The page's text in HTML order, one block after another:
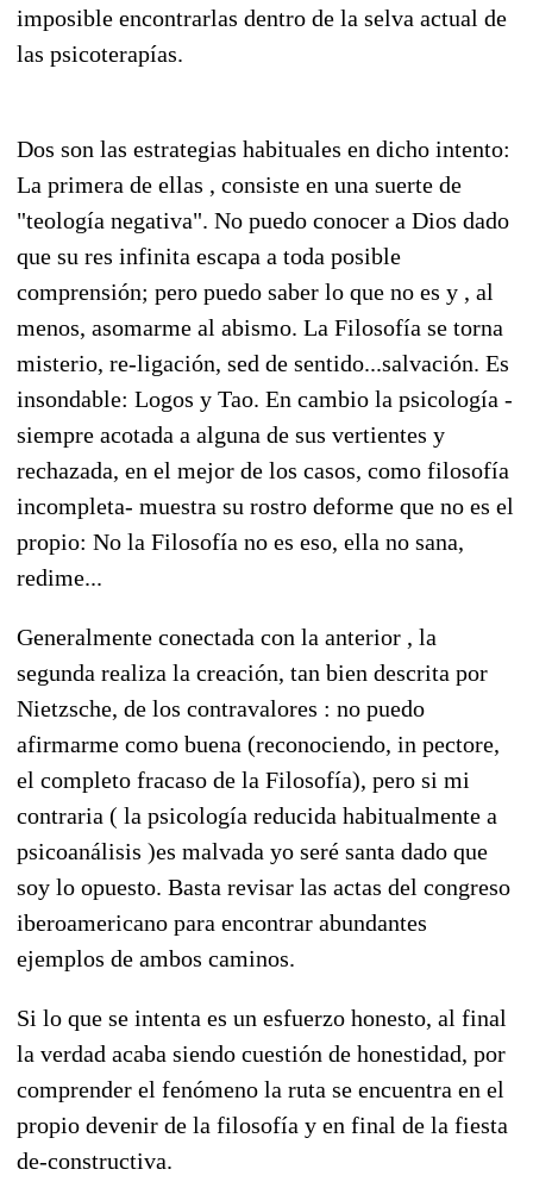
imposible encontrarlas dentro de la selva actual de
las psicoterapías.
Dos son las estrategias habituales en dicho intento:
La primera de ellas , consiste en una suerte de
"teología negativa". No puedo conocer a Dios dado
que su res infinita escapa a toda posible
comprensión; pero puedo saber lo que no es y , al
menos, asomarme al abismo. La Filosofía se torna
misterio, re-ligación, sed de sentido...salvación. Es
insondable: Logos y Tao. En cambio la psicología -
siempre acotada a alguna de sus vertientes y
rechazada, en el mejor de los casos, como filosofía
incompleta- muestra su rostro deforme que no es el
propio: No la Filosofía no es eso, ella no sana,
redime...
Generalmente conectada con la anterior , la
segunda realiza la creación, tan bien descrita por
Nietzsche, de los contravalores : no puedo
afirmarme como buena (reconociendo, in pectore,
el completo fracaso de la Filosofía), pero si mi
contraria ( la psicología reducida habitualmente a
psicoanálisis )es malvada yo seré santa dado que
soy lo opuesto. Basta revisar las actas del congreso
iberoamericano para encontrar abundantes
ejemplos de ambos caminos.
Si lo que se intenta es un esfuerzo honesto, al final
la verdad acaba siendo cuestión de honestidad, por
comprender el fenómeno la ruta se encuentra en el
propio devenir de la filosofía y en final de la fiesta
de-constructiva.